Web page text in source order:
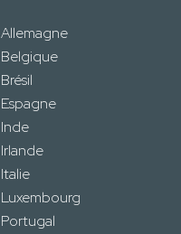
Allemagne
Belgique
Brésil
Espagne
Inde
Irlande
Italie
Luxembourg
Portugal